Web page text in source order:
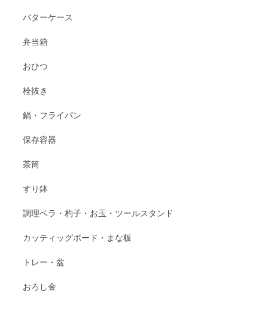
バターケース
弁当箱
おひつ
栓抜き
鍋・フライパン
保存容器
茶筒
すり鉢
調理ベラ・杓子・お玉・ツールスタンド
カッティッグボード・まな板
トレー・盆
おろし金